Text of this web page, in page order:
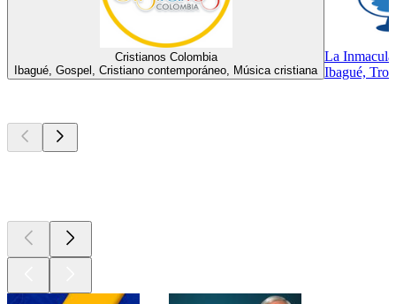
Cristianos Colombia
Ibagué, Gospel, Cristiano contemporáneo, Música cristiana
La
Ibagué,